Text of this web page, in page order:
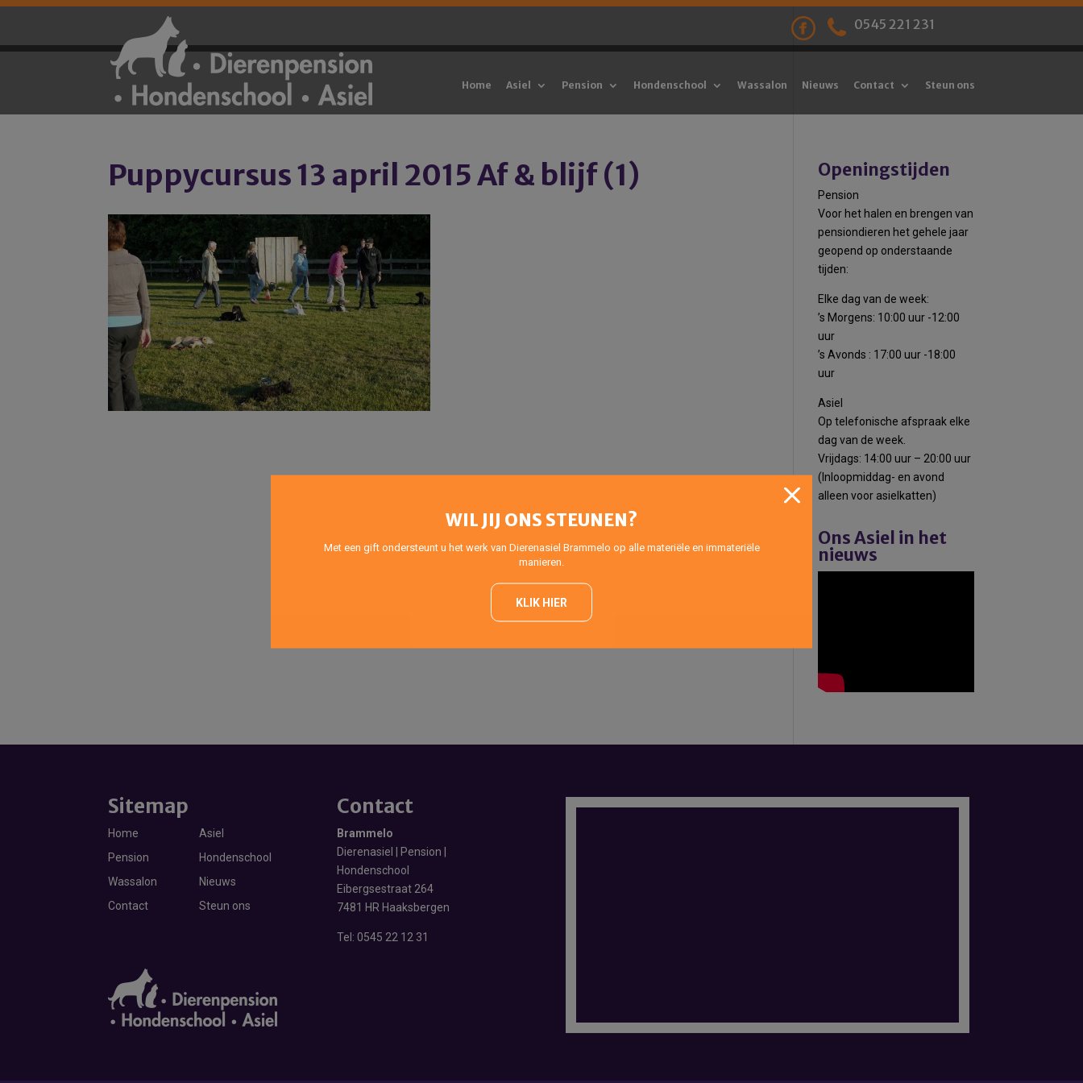
0545 221 231
Home Asiel Pension Hondenschool Wassalon Nieuws Contact Steun ons
Puppycursus 13 april 2015 Af & blijf (1) Openingstijden
Pension
Voor het halen en brengen van
pensiondieren het gehele jaar
geopend op onderstaande
tijden:
Elke dag van de week:
’s Morgens: 10:00 uur -12:00
uur
’s Avonds : 17:00 uur -18:00
uur
Asiel
Op telefonische afspraak elke
dag van de week.
Vrijdags: 14:00 uur – 20:00 uur
(Inloopmiddag- en avond
alleen voor asielkatten)
Ons Asiel in het
nieuws
WIL JIJ ONS STEUNEN?
Met een gift ondersteunt u het werk van Dierenasiel Brammelo op alle materiële en immateriële
manieren.
KLIK HIER
Sitemap
Home
Asiel
Pension
Hondenschool
Wassalon
Nieuws
Contact
Steun ons
Contact
Brammelo
Dierenasiel | Pension |
Hondenschool
Eibergsestraat 264
7481 HR Haaksbergen
Tel: 0545 22 12 31